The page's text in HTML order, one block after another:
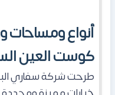
أنواع ومساحات
كوست العين
طرحت شركة سفاري